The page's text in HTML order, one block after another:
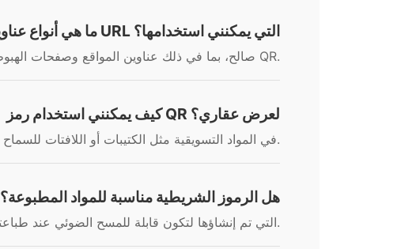
ما هي أنواع عناوين URL التي يمكنني استخدامها؟
يمكن استخدام أي عنوان URL صالح، بما في ذلك عناوين المواقع وصفحات الهبوط وروابط المستندات المحددة، لإنشاء رمز QR.
كيف يمكنني استخدام رمز QR لعرض عقاري؟
دمج رمز QR في المواد التسويقية مثل الكتيبات أو اللافتات للسماح للمشترين المحتملين بالوصول إلى صفحة موقع العقار مباشرةً.
هل الرموز الشريطية مناسبة للمواد المطبوعة؟
نعم، تم تصميم أكواد QR التي تم إنشاؤها لتكون قابلة للمسح الضوئي عند طباعتها على مواد مختلفة.